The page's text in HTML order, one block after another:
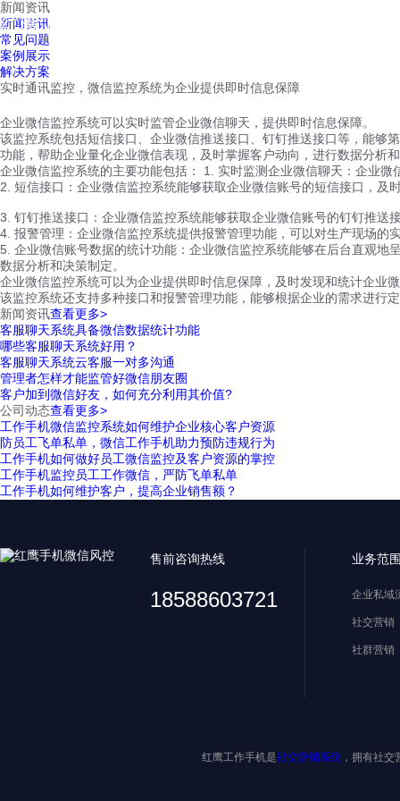
红鹰工作手机
新闻资讯
新闻资讯
常见问题
案例展示
解决方案
实时通讯监控，微信监控系统为企业提供即时信息保障
企业微信监控系统可以实时监管企业微信聊天，提供即时信息保障。
该监控系统包括短信接口、企业微信推送接口、钉钉推送接口等，能够
功能，帮助企业量化企业微信表现，及时掌握客户动向，进行数据分析
企业微信监控系统的主要功能包括： 1. 实时监测企业微信聊天：企业
2. 短信接口：企业微信监控系统能够获取企业微信账号的短信接口，及
3. 钉钉推送接口：企业微信监控系统能够获取企业微信账号的钉钉推送
4. 报警管理：企业微信监控系统提供报警管理功能，可以对生产现场
5. 企业微信账号数据的统计功能：企业微信监控系统能够在后台直观
数据分析和决策制定。
企业微信监控系统可以为企业提供即时信息保障，及时发现和统计企业
该监控系统还支持多种接口和报警管理功能，能够根据企业的需求进行
新闻资讯查看更多>
客服聊天系统具备微信数据统计功能
哪些客服聊天系统好用？
客服聊天系统云客服一对多沟通
管理者怎样才能监管好微信朋友圈
客户加到微信好友，如何充分利用其价值?
公司动态查看更多>
工作手机微信监控系统如何维护企业核心客户资源
防员工飞单私单，微信工作手机助力预防违规行为
工作手机如何做好员工微信监控及客户资源的掌控
工作手机监控员工工作微信，严防飞单私单
工作手机如何维护客户，提高企业销售额？
售前咨询热线
18588603721
业务范
企业私域
社交营销
社群营销
红鹰工作手机是社交营销系统 ，拥有社